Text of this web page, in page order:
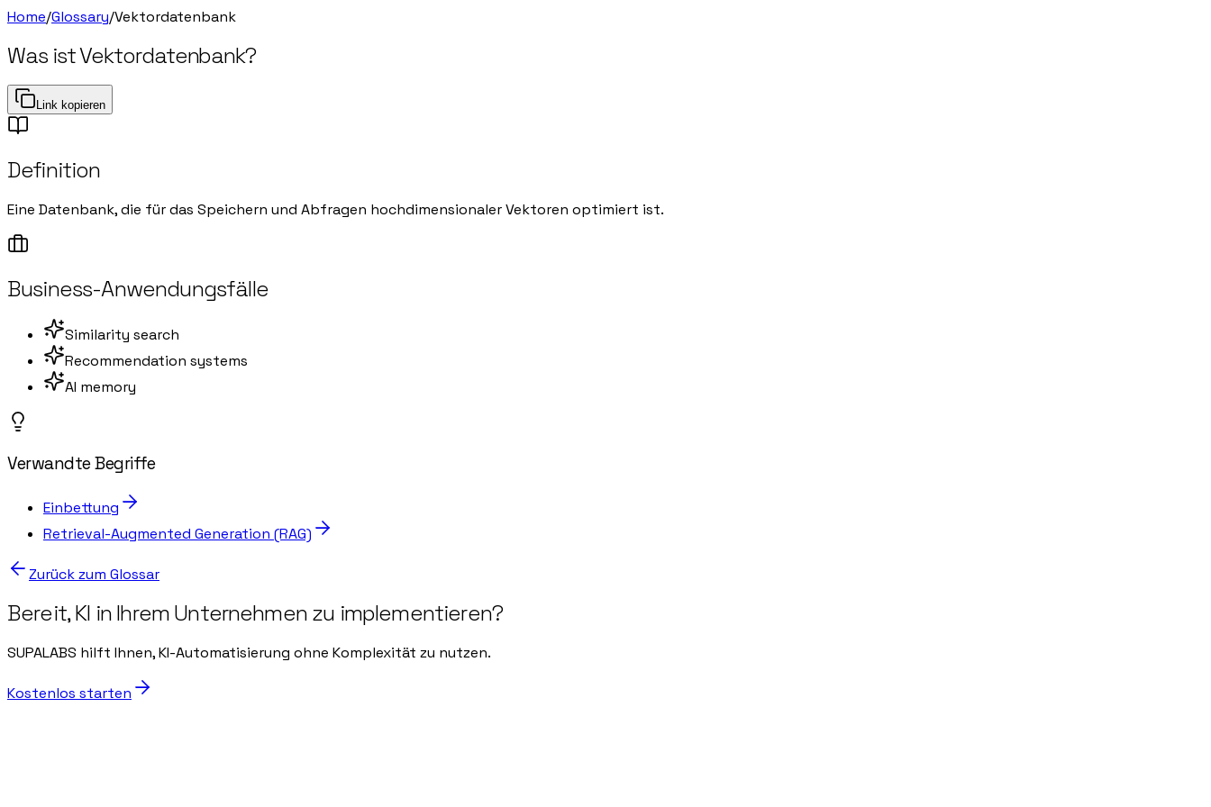
Home/Glossary/Vektordatenbank
Was istVektordatenbank?
Link kopieren
Definition
Eine Datenbank, die für das Speichern und Abfragen hochdimensionaler Vektoren optimiert ist.
Business-Anwendungsfälle
Similarity search
Recommendation systems
AI memory
Verwandte Begriffe
Einbettung
Retrieval-Augmented Generation (RAG)
Zurück zum Glossar
Bereit, KI in Ihrem Unternehmen zu implementieren?
SUPALABS hilft Ihnen, KI-Automatisierung ohne Komplexität zu nutzen.
Kostenlos starten